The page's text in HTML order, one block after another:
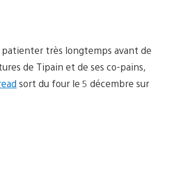
patienter très longtemps avant de
de Tipain et de ses co-pains,
sort du four le 5 décembre sur